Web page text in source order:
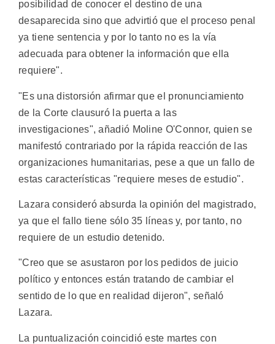
posibilidad de conocer el destino de una
desaparecida sino que advirtió que el proceso penal
ya tiene sentencia y por lo tanto no es la vía
adecuada para obtener la información que ella
requiere".
"Es una distorsión afirmar que el pronunciamiento
de la Corte clausuró la puerta a las
investigaciones", añadió Moline O'Connor, quien se
manifestó contrariado por la rápida reacción de las
organizaciones humanitarias, pese a que un fallo de
estas características "requiere meses de estudio".
Lazara consideró absurda la opinión del magistrado,
ya que el fallo tiene sólo 35 líneas y, por tanto, no
requiere de un estudio detenido.
"Creo que se asustaron por los pedidos de juicio
político y entonces están tratando de cambiar el
sentido de lo que en realidad dijeron", señaló
Lazara.
La puntualización coincidió este martes con